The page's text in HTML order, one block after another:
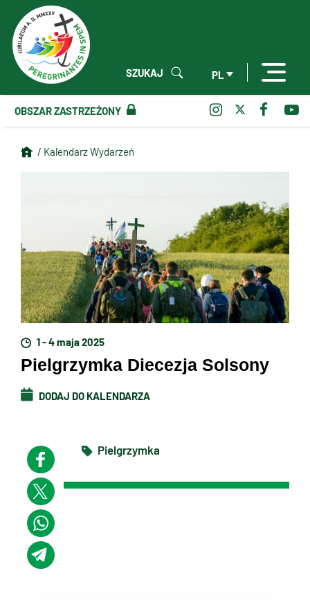
PL
SZUKAJ
OBSZAR ZASTRZEŻONY
/ Kalendarz Wydarzeń
1 - 4 maja 2025
Pielgrzymka Diecezja Solsony
DODAJ DO KALENDARZA
Pielgrzymka